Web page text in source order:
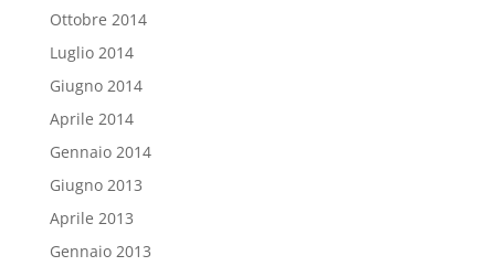
Ottobre 2014
Luglio 2014
Giugno 2014
Aprile 2014
Gennaio 2014
Giugno 2013
Aprile 2013
Gennaio 2013